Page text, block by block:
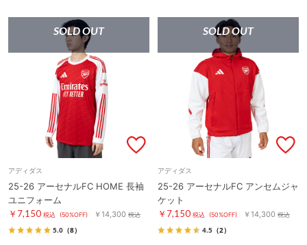
SOLD OUT
アディダス
25-26 アーセナルFC HOME 長袖
ユニフォーム
￥7,150 税込 (50%OFF) ￥14,300 税込
5.0 （8）
SOLD OUT
アディダス
25-26 アーセナルFC アンセムジャ
ケット
￥7,150 税込 (50%OFF) ￥14,300 税込
4.5 （2）